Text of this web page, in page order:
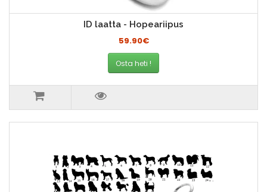
ID laatta - Hopeariipus
59.90€
Osta heti !